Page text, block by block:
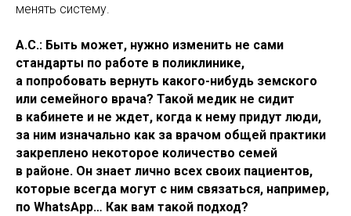
менять систему.
А.С.: Быть может, нужно изменить не сами
стандарты по работе в поликлинике,
а попробовать вернуть какого-нибудь земского
или семейного врача? Такой медик не сидит
в кабинете и не ждет, когда к нему придут люди,
за ним изначально как за врачом общей практики
закреплено некоторое количество семей
в районе. Он знает лично всех своих пациентов,
которые всегда могут с ним связаться, например,
по WhatsApp… Как вам такой подход?